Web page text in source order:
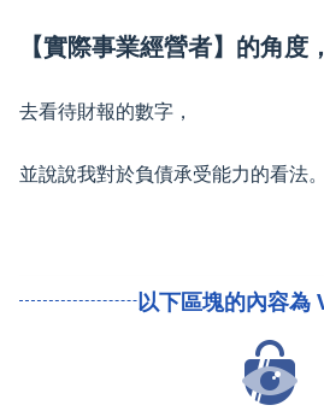
【實際事業經營者】的角度，
去看待財報的數字，
並說說我對於負債承受能力的看法。